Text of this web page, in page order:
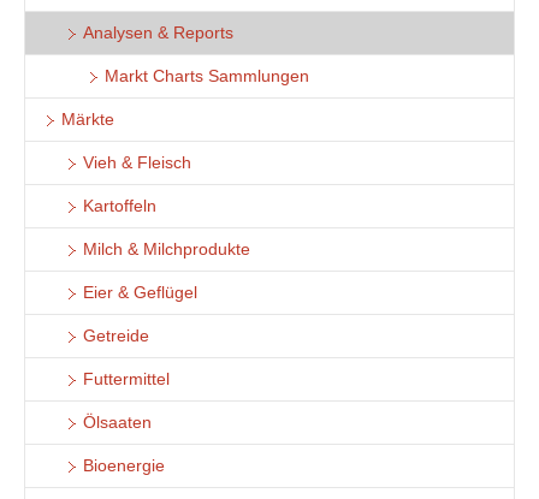
Analysen & Reports
Markt Charts Sammlungen
Märkte
Vieh & Fleisch
Kartoffeln
Milch & Milchprodukte
Eier & Geflügel
Getreide
Futtermittel
Ölsaaten
Bioenergie